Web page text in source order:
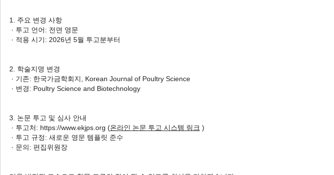
Author: Han Ha Chai
1 Articles are founded.
Effects of Crude Protein and Phytase in the Diet on Growth Performance and Excretion
사료 내 단백질 및 Phytase가 육계 초생추의 생산성 및 분변 내 질소, 인 함량에 미치
Woo-Do Lee , Jiseon Son , Hwan Ku
Chai
1. 주요 변경 사항
· 투고 언어: 전면 영문
· 적용 시기: 2026년 5월 투고분부터
2. 학술지명 변경
· 기존: 한국가금학회지, Korean Journal of Poultry Science
· 변경: Poultry Science and Biotechnology
3. 논문 투고 및 심사 안내
· 투고처: https://www.ekjps.org (온라인 논문 투고 시스템 링크 )
· 투고 규정: 새로운 영문 템플릿 준수
· 문의: 편집위원장